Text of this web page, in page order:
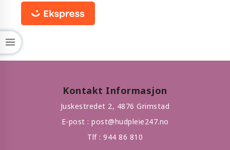
Kontakt Informasjon
Juskestredet 2, 4876 Grimstad
E-post : post@hudpleie247.no
Tlf : 944 86 810